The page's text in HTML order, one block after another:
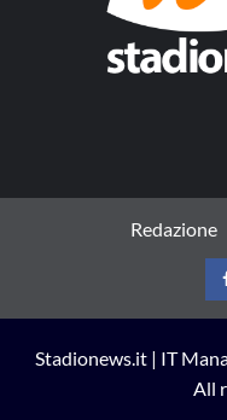
Redazione
Stadionews.it | IT
All